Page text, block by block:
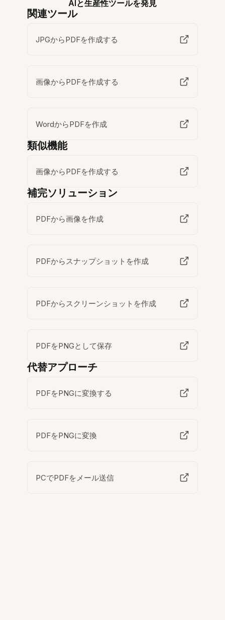
AIと生産性ツールを発見
関連ツール
JPGからPDFを作成する
画像からPDFを作成する
WordからPDFを作成
類似機能
画像からPDFを作成する
補完ソリューション
PDFから画像を作成
PDFからスナップショットを作成
PDFからスクリーンショットを作成
PDFをPNGとして保存
代替アプローチ
PDFをPNGに変換する
PDFをPNGに変換
PCでPDFをメール送信